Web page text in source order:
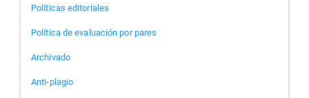
Políticas editoriales
Política de evaluación por pares
Archivado
Anti-plagio